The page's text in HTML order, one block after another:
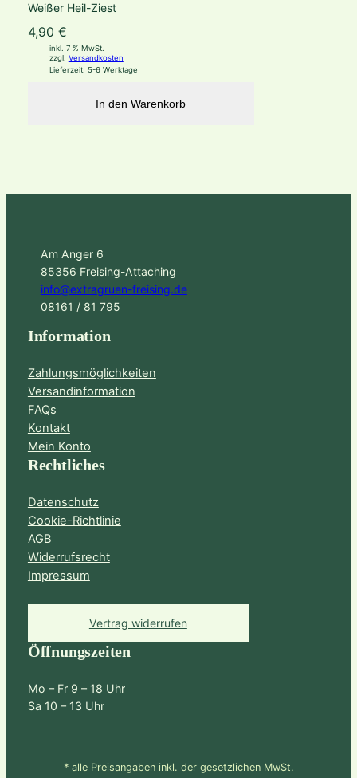
Weißer Heil-Ziest
4,90 €
inkl. 7 % MwSt.
zzgl. Versandkosten
Lieferzeit: 5-6 Werktage
In den Warenkorb
Am Anger 6
85356 Freising-Attaching
info@extragruen-freising.de
08161 / 81 795
Information
Zahlungsmöglichkeiten
Versandinformation
FAQs
Kontakt
Mein Konto
Rechtliches
Datenschutz
Cookie-Richtlinie
AGB
Widerrufsrecht
Impressum
Vertrag widerrufen
Öffnungszeiten
Mo – Fr 9 – 18 Uhr
Sa 10 – 13 Uhr
* alle Preisangaben inkl. der gesetzlichen MwSt.